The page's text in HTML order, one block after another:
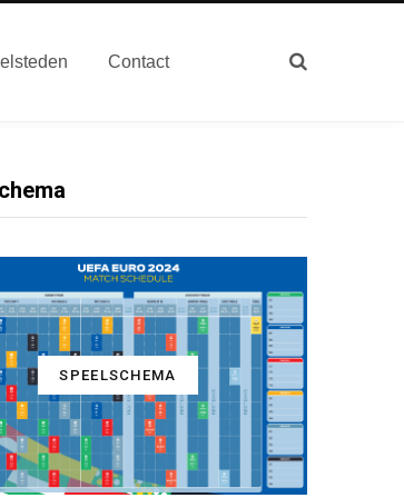
Contact
SPEELSCHEMA